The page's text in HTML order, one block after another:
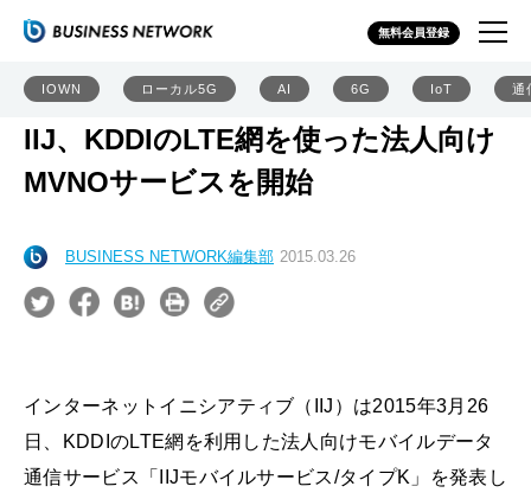
無料会員登録
IOWN ローカル5G AI 6G IoT 通
IIJ、KDDIのLTE網を使った法人向け
MVNOサービスを開始
BUSINESS NETWORK編集部 2015.03.26
インターネットイニシアティブ（IIJ）は2015年3月26
日、KDDIのLTE網を利用した法人向けモバイルデータ
通信サービス「IIJモバイルサービス/タイプK」を発表し